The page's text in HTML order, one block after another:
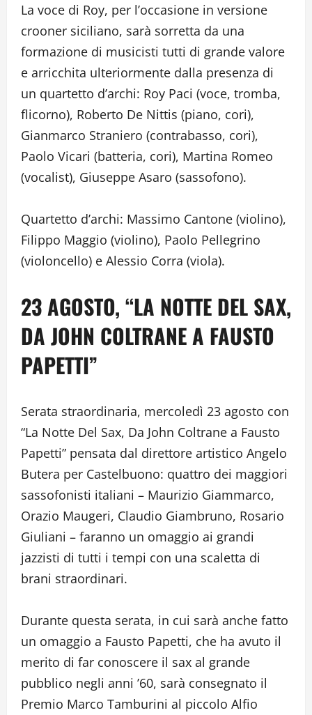
La voce di Roy, per l’occasione in versione
crooner siciliano, sarà sorretta da una
formazione di musicisti tutti di grande valore
e arricchita ulteriormente dalla presenza di
un quartetto d’archi: Roy Paci (voce, tromba,
flicorno), Roberto De Nittis (piano, cori),
Gianmarco Straniero (contrabasso, cori),
Paolo Vicari (batteria, cori), Martina Romeo
(vocalist), Giuseppe Asaro (sassofono).
Quartetto d’archi: Massimo Cantone (violino),
Filippo Maggio (violino), Paolo Pellegrino
(violoncello) e Alessio Corra (viola).
23 AGOSTO, “LA NOTTE DEL SAX,
DA JOHN COLTRANE A FAUSTO
PAPETTI”
Serata straordinaria, mercoledì 23 agosto con
“La Notte Del Sax, Da John Coltrane a Fausto
Papetti” pensata dal direttore artistico Angelo
Butera per Castelbuono: quattro dei maggiori
sassofonisti italiani – Maurizio Giammarco,
Orazio Maugeri, Claudio Giambruno, Rosario
Giuliani – faranno un omaggio ai grandi
jazzisti di tutti i tempi con una scaletta di
brani straordinari.
Durante questa serata, in cui sarà anche fatto
un omaggio a Fausto Papetti, che ha avuto il
merito di far conoscere il sax al grande
pubblico negli anni ’60, sarà consegnato il
Premio Marco Tamburini al piccolo Alfio